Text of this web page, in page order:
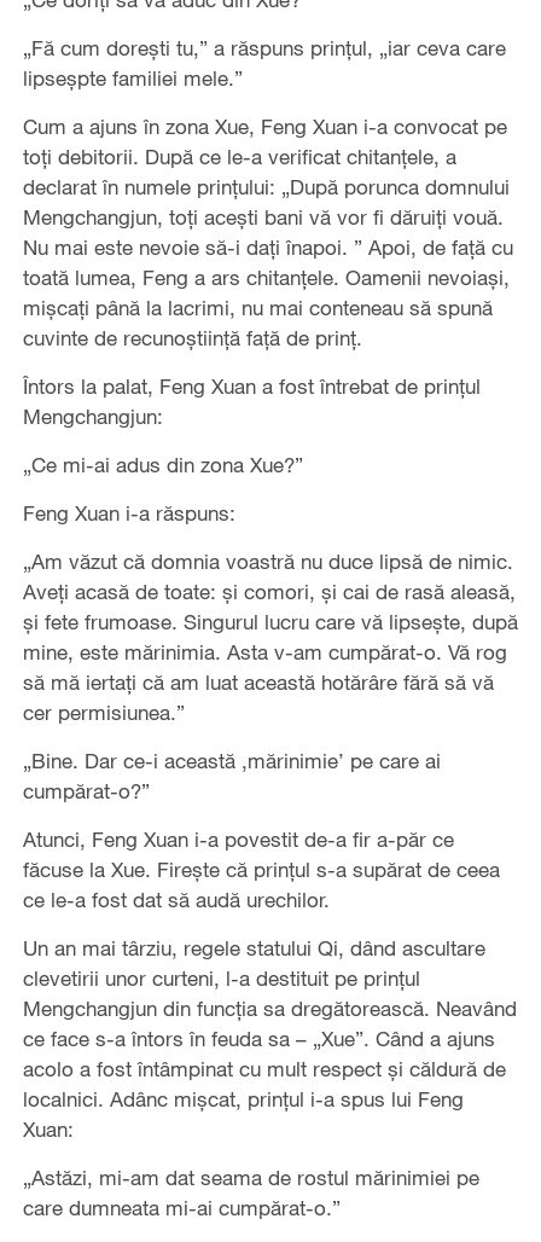
„Fă cum doreşti tu,” a răspuns prinţul, „iar ceva care
lipseşpte familiei mele.”
Cum a ajuns în zona Xue, Feng Xuan i-a convocat pe
toţi debitorii. După ce le-a verificat chitanţele, a
declarat în numele prinţului: „După porunca domnului
Mengchangjun, toţi aceşti bani vă vor fi dăruiţi vouă.
Nu mai este nevoie să-i daţi înapoi. ” Apoi, de faţă cu
toată lumea, Feng a ars chitanţele. Oamenii nevoiaşi,
mişcaţi până la lacrimi, nu mai conteneau să spună
cuvinte de recunoştiinţă faţă de prinţ.
Întors la palat, Feng Xuan a fost întrebat de prinţul
Mengchangjun:
„Ce mi-ai adus din zona Xue?”
Feng Xuan i-a răspuns:
„Am văzut că domnia voastră nu duce lipsă de nimic.
Aveţi acasă de toate: şi comori, şi cai de rasă aleasă,
şi fete frumoase. Singurul lucru care vă lipseşte, după
mine, este mărinimia. Asta v-am cumpărat-o. Vă rog
să mă iertaţi că am luat această hotărâre fără să vă
cer permisiunea.”
„Bine. Dar ce-i această ‚mărinimie’ pe care ai
cumpărat-o?”
Atunci, Feng Xuan i-a povestit de-a fir a-păr ce
făcuse la Xue. Fireşte că prinţul s-a supărat de ceea
ce le-a fost dat să audă urechilor.
Un an mai târziu, regele statului Qi, dând ascultare
clevetirii unor curteni, l-a destituit pe prinţul
Mengchangjun din funcţia sa dregătorească. Neavând
ce face s-a întors în feuda sa – „Xue”. Când a ajuns
acolo a fost întâmpinat cu mult respect şi căldură de
localnici. Adânc mişcat, prinţul i-a spus lui Feng
Xuan:
„Astăzi, mi-am dat seama de rostul mărinimiei pe
care dumneata mi-ai cumpărat-o.”